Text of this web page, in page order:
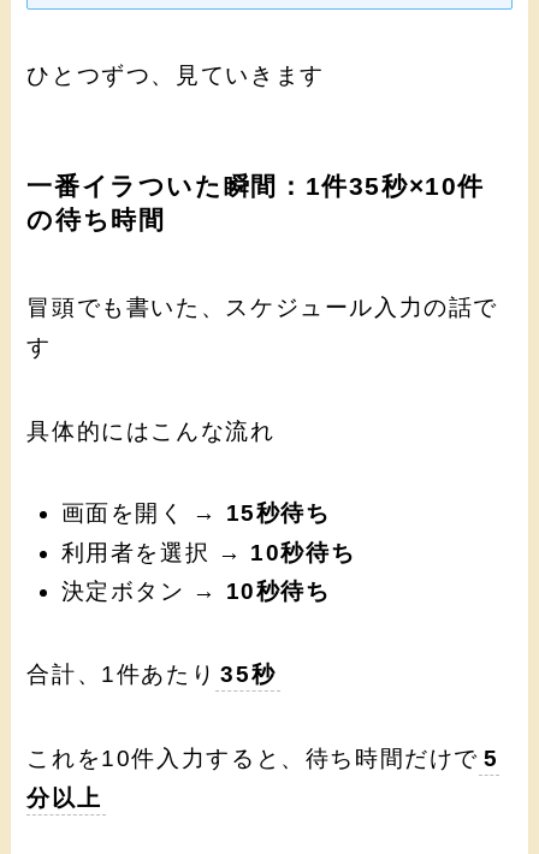
ひとつずつ、見ていきます
一番イラついた瞬間：1件35秒×10件
の待ち時間
冒頭でも書いた、スケジュール入力の話で
す
具体的にはこんな流れ
画面を開く → 15秒待ち
利用者を選択 → 10秒待ち
決定ボタン → 10秒待ち
合計、1件あたり 35秒
これを10件入力すると、待ち時間だけで 5
分以上